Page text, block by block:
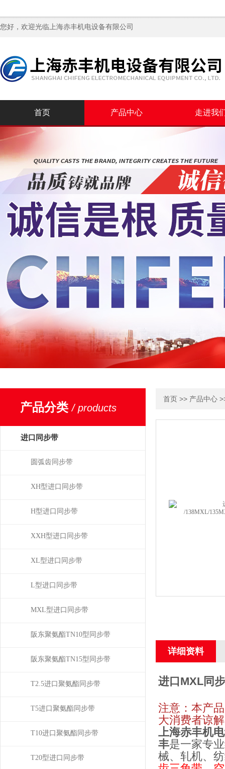
您好，欢迎光临上海赤丰机电设备有限公司
首页 产品中心 走进我
产品分类/ products
进口同步带
圆弧齿同步带
XH型进口同步带
H型进口同步带
XXH型进口同步带
XL型进口同步带
L型进口同步带
MXL型进口同步带
阪东聚氨酯TN10型同步带
阪东聚氨酯TN15型同步带
T2.5进口聚氨酯同步带
T5进口聚氨酯同步带
T10进口聚氨酯同步带
T20型进口同步带
首页 >> 产品中心
详细资料
进口MXL同
注意：本产
大消费者谅
上海赤丰机
丰是一家专业
械、轧机、